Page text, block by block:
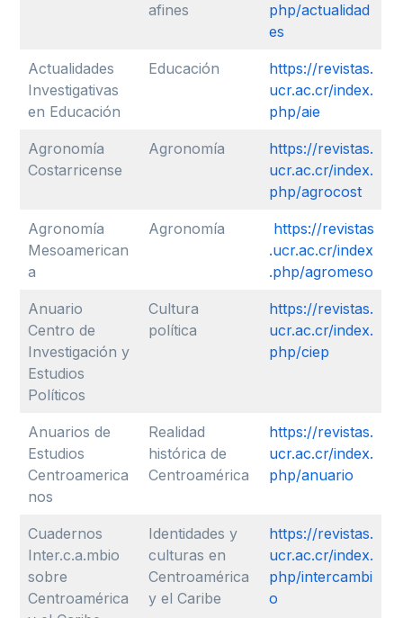
afines
php/actualidad
es
Actualidades
Investigativas
en Educación
Educación
https://revistas.
ucr.ac.cr/index.
php/aie
Agronomía
Costarricense
Agronomía
https://revistas.
ucr.ac.cr/index.
php/agrocost
Agronomía
Mesoamerican
a
Agronomía
https://revistas
.ucr.ac.cr/index
.php/agromeso
Anuario
Centro de
Investigación y
Estudios
Políticos
Cultura
política
https://revistas.
ucr.ac.cr/index.
php/ciep
Anuarios de
Estudios
Centroamerica
nos
Realidad
histórica de
Centroamérica
https://revistas.
ucr.ac.cr/index.
php/anuario
Cuadernos
Inter.c.a.mbio
sobre
Centroamérica
Identidades y
culturas en
Centroamérica
y el Caribe
https://revistas.
ucr.ac.cr/index.
php/intercambi
o